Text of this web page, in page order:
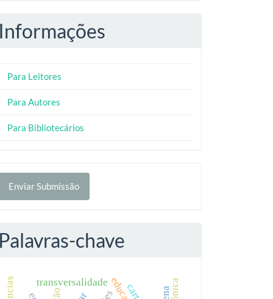
Informações
Para Leitores
Para Autores
Para Bibliotecários
Enviar Submissão
Palavras-chave
transversalidade